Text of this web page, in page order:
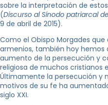
sobre la interpretación de
(Discurso al Sínodo patriarcal
9 de abril de 2015).
Como el Obispo Morgades
armenios, también hoy
aumento de la persecución y
religiosa de muchos cristianos
Últimamente la persecución y
motivos de su fe ha
siglo XXI.